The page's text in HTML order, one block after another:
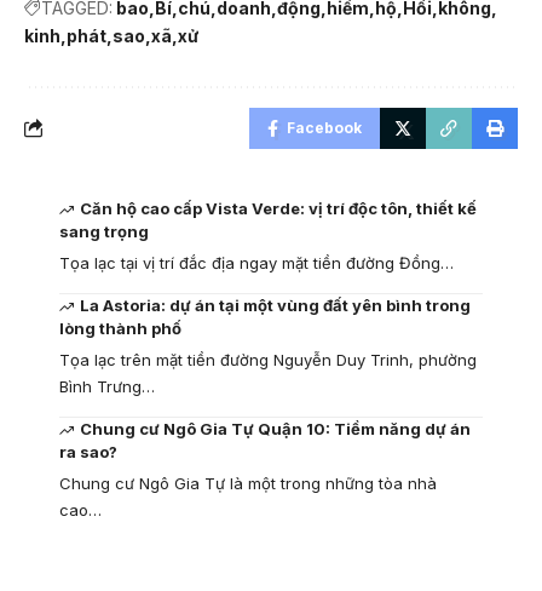
TAGGED: bao Bí chú doanh động hiếm hộ Hối không
kinh phát sao xã xử
Facebook
Căn hộ cao cấp Vista Verde: vị trí độc tôn, thiết kế
sang trọng
Tọa lạc tại vị trí đắc địa ngay mặt tiền đường Đồng…
La Astoria: dự án tại một vùng đất yên bình trong
lòng thành phố
Tọa lạc trên mặt tiền đường Nguyễn Duy Trinh, phường
Bình Trưng…
Chung cư Ngô Gia Tự Quận 10: Tiềm năng dự án
ra sao?
Chung cư Ngô Gia Tự là một trong những tòa nhà
cao…